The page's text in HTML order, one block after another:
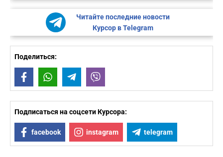
Читайте последние новости
Курсор в Telegram
Поделиться:
FacebookWhatsAppTelegram
Подписаться на соцсети Курсора:
facebook instagram telegram